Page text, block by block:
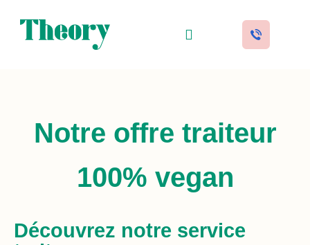
Notre offre traiteur
100% vegan
Découvrez notre service